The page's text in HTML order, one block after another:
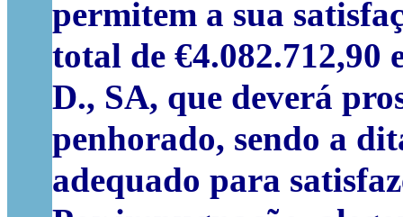
permitem a sua
total de €4.082.712,90
D., SA, que deverá
penhorado, sendo a
adequado para